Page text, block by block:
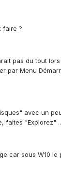
faire ?
pas du tout
par Menu
avec un
faites "Explorez"
car sous W10 le